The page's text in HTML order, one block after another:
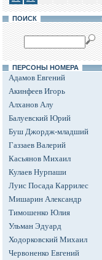
ПОИСК
ПЕРСОНЫ НОМЕРА
Адамов Евгений
Акинфеев Игорь
Алханов Алу
Балуевский Юрий
Буш Джордж-младший
Газзаев Валерий
Касьянов Михаил
Кулаев Нурпаши
Луис Посада Каррилес
Мишарин Александр
Тимошенко Юлия
Ульман Эдуард
Ходорковский Михаил
Червоненко Евгений